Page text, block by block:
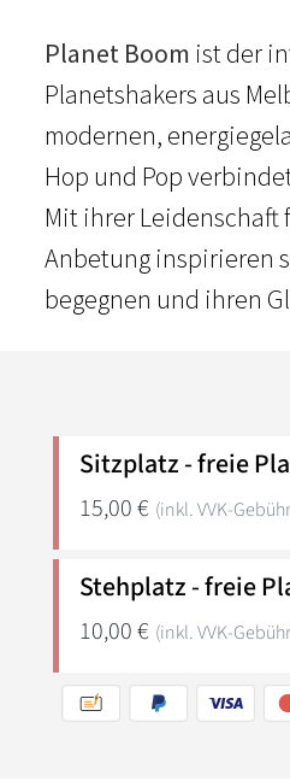
Planet Boom ist der
Planetshakers aus
modernen,
Hop und Pop
Mit ihrer Leidenschaft
Anbetung inspirieren
begegnen und ihren